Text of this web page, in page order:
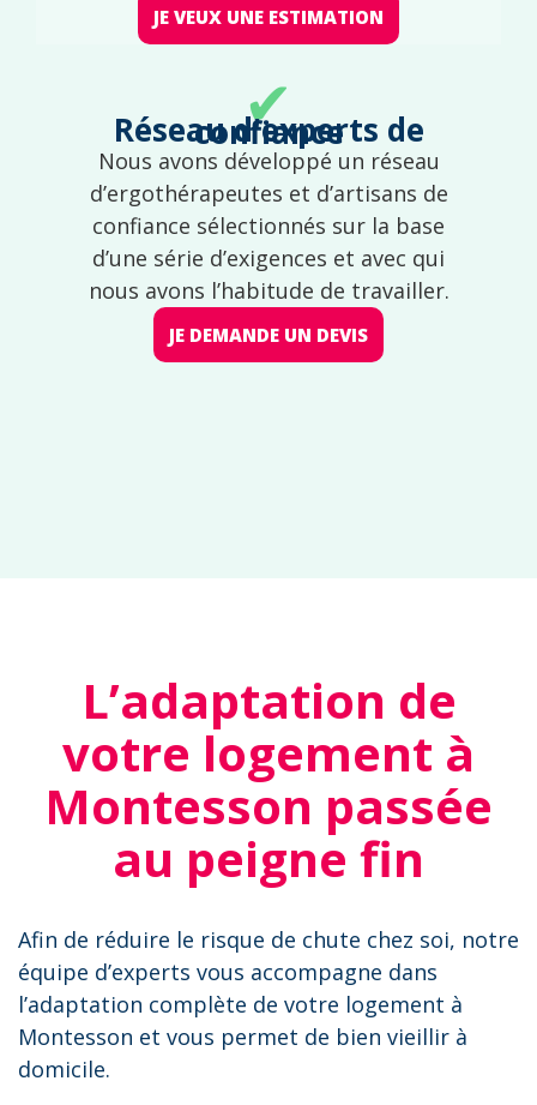
JE VEUX UNE ESTIMATION
✔
Réseau d'experts de confiance
Nous avons développé un réseau
d’ergothérapeutes et d’artisans de
confiance sélectionnés sur la base
d’une série d’exigences et avec qui
nous avons l’habitude de travailler.
JE DEMANDE UN DEVIS
L’adaptation de
votre logement à
Montesson passée
au peigne fin
Afin de réduire le risque de chute chez soi, notre
équipe d’experts vous accompagne dans
l’adaptation complète de votre logement à
Montesson et vous permet de bien vieillir à
domicile.